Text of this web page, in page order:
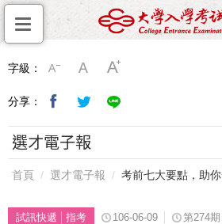
字級：
分享：
選才電子報
首頁 選才電子報 考前七大要點，助
試訊快遞 指考 106-06-09 第274期